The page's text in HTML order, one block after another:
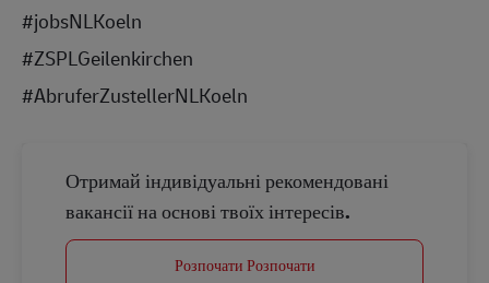
#jobsNLKoeln
#ZSPLGeilenkirchen
#AbruferZustellerNLKoeln
Отримай індивідуальні рекомендовані
вакансії на основі твоїх інтересів.
Розпочати Розпочати